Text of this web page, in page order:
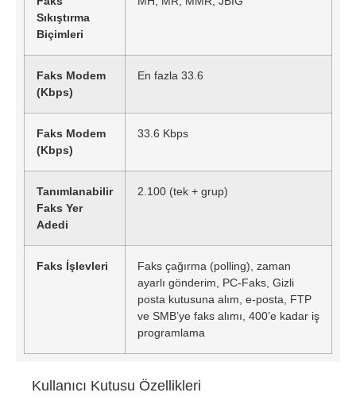
Sıkıştırma
Biçimleri
Faks Modem
(Kbps)
En fazla 33.6
Faks Modem
(Kbps)
33.6 Kbps
Tanımlanabilir
Faks Yer
Adedi
2.100 (tek + grup)
Faks İşlevleri
Faks çağırma (polling), zaman
ayarlı gönderim, PC-Faks, Gizli
posta kutusuna alım, e-posta, FTP
ve SMB’ye faks alımı, 400’e kadar iş
programlama
Kullanıcı Kutusu Özellikleri